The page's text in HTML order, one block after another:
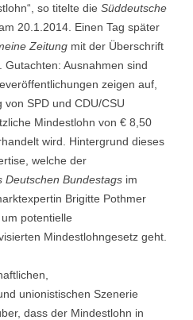
so titelte die Süddeutsche
20.1.2014. Einen Tag später
Zeitung mit der Überschrift
Gutachten: Ausnahmen sind
zeigen auf,
SPD und CDU/CSU
Mindestlohn von € 8,50
wird. Hintergrund dieses
welche der
Deutschen Bundestags im
Brigitte Pothmer
potentielle
Mindestlohngesetz geht.
unionistischen Szenerie
dass der Mindestlohn in